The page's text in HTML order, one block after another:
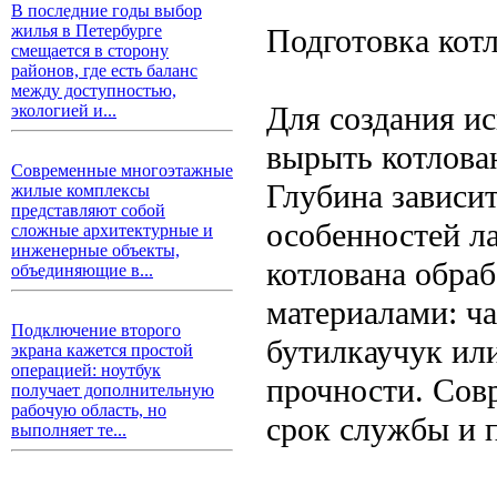
В последние годы выбор
жилья в Петербурге
смещается в сторону
районов, где есть баланс
между доступностью,
экологией и...
Современные многоэтажные
жилые комплексы
представляют собой
сложные архитектурные и
инженерные объекты,
объединяющие в...
Подключение второго
экрана кажется простой
операцией: ноутбук
получает дополнительную
рабочую область, но
выполняет те...
Подготовка
Для создания
вырыть
Глубина
особенностей
котлована
материалами:
бутилкаучук
прочности.
срок службы и